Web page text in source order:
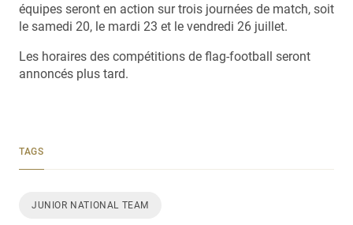
équipes seront en action sur trois journées de match, soit
le samedi 20, le mardi 23 et le vendredi 26 juillet.
Les horaires des compétitions de flag-football seront
annoncés plus tard.
TAGS
JUNIOR NATIONAL TEAM